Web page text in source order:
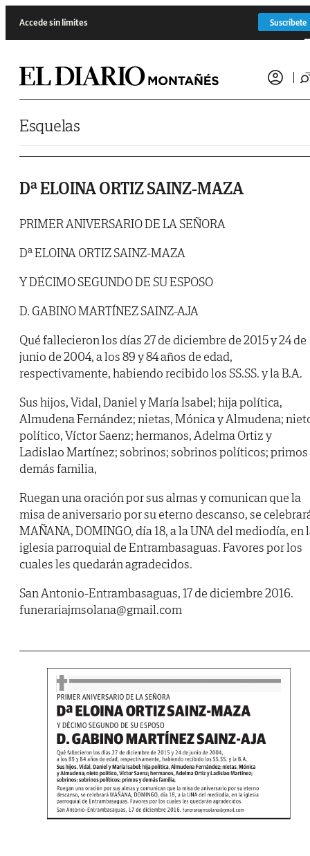
Accede sin límites Suscríbete
Esquelas
Dª ELOINA ORTIZ SAINZ-MAZA
PRIMER ANIVERSARIO DE LA SEÑORA
Dª ELOINA ORTIZ SAINZ-MAZA
Y DÉCIMO SEGUNDO DE SU ESPOSO
D. GABINO MARTÍNEZ SAINZ-AJA
Qué fallecieron los días 27 de diciembre de 2015 y 24 de
junio de 2004, a los 89 y 84 años de edad,
respectivamente, habiendo recibido los SS.SS. y la B.A.
Sus hijos, Vidal, Daniel y María Isabel; hija política,
Almudena Fernández; nietas, Mónica y Almudena;
político, Víctor Saenz; hermanos, Adelma Ortiz y
Ladislao Martínez; sobrinos; sobrinos políticos; primos
demás familia,
Ruegan una oración por sus almas y comunican que la
misa de aniversario por su eterno descanso, se
MAÑANA, DOMINGO, día 18, a la UNA del mediodía, en
iglesia parroquial de Entrambasaguas. Favores por los
cuales les quedarán agradecidos.
San Antonio-Entrambasaguas, 17 de diciembre 2016.
funerariajmsolana@gmail.com